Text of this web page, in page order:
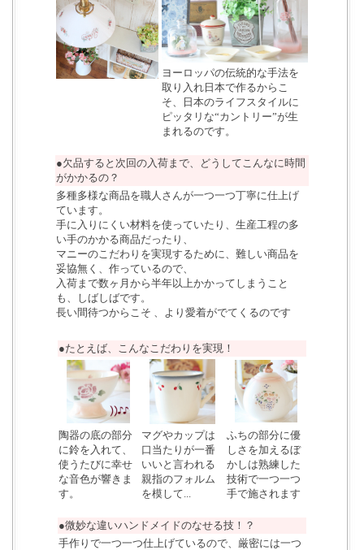
ヨーロッパの伝統的な手法を
取り入れ日本で作るからこ
そ、日本のライフスタイルに
ピッタリな“カントリー”が生
まれるのです。
●欠品すると次回の入荷まで、どうしてこんなに時間
がかかるの？
多種多様な商品を職人さんが一つ一つ丁寧に仕上げ
ています。
手に入りにくい材料を使っていたり、生産工程の多
い手のかかる商品だったり、
マニーのこだわりを実現するために、難しい商品を
妥協無く、作っているので、
入荷まで数ヶ月から半年以上かかってしまうこと
も、しばしばです。
長い間待つからこそ 、より愛着がでてくるのです
●たとえば、こんなこだわりを実現！
陶器の底の部分
に鈴を入れて、
使うたびに幸せ
な音色が響きま
す。
マグやカップは
口当たりが一番
いいと言われる
親指のフォルム
を模して...
ふちの部分に優
しさを加えるぼ
かしは熟練した
技術で一つ一つ
手で施されます
●微妙な違いハンドメイドのなせる技！？
手作りで一つ一つ仕上げているので、厳密には一つ